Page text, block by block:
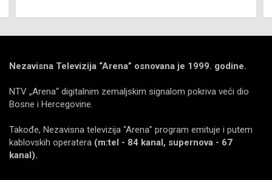
Nezavisna Televizija “Arena” osnovana je 1999. godine.
NTV „Arena“ digitalnim zemaljskim signalom pokriva veći dio
Bosne i Hercegovine.
Takođe, Nezavisna televizija “Arena” program emituje i putem
kablovskih operatera (m:tel - 84 kanal, supernova - 67
kanal).